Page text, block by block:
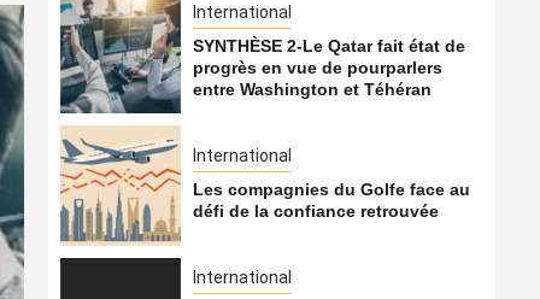
International
SYNTHÈSE 2-Le Qatar fait état de
progrès en vue de pourparlers
entre Washington et Téhéran
International
Les compagnies du Golfe face au
défi de la confiance retrouvée
International